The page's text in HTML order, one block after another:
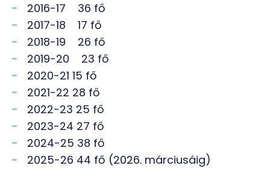
2016-17 36 fő
2017-18 17 fő
2018-19 26 fő
2019-20 23 fő
2020-21 15 fő
2021-22 28 fő
2022-23 25 fő
2023-24 27 fő
2024-25 38 fő
2025-26 44 fő (2026. márciusáig)